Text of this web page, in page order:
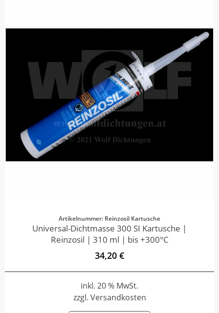
Artikelnummer: Reinzosil Kartusche
Universal-Dichtmasse 300 SI Kartusche |
Reinzosil | 310 ml | bis +300°C
34,20 €
inkl. 20 % MwSt.
zzgl. Versandkosten